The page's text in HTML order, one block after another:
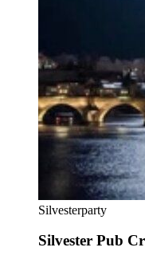
Silvesterparty
Silvester Pub